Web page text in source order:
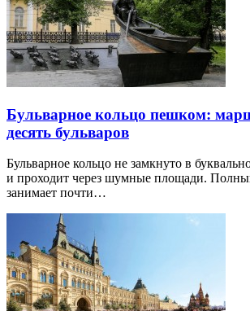
Бульварное кольцо пешком:
десять бульваров
Бульварное кольцо не замкнуто в
и проходит через шумные площади.
занимает почти…